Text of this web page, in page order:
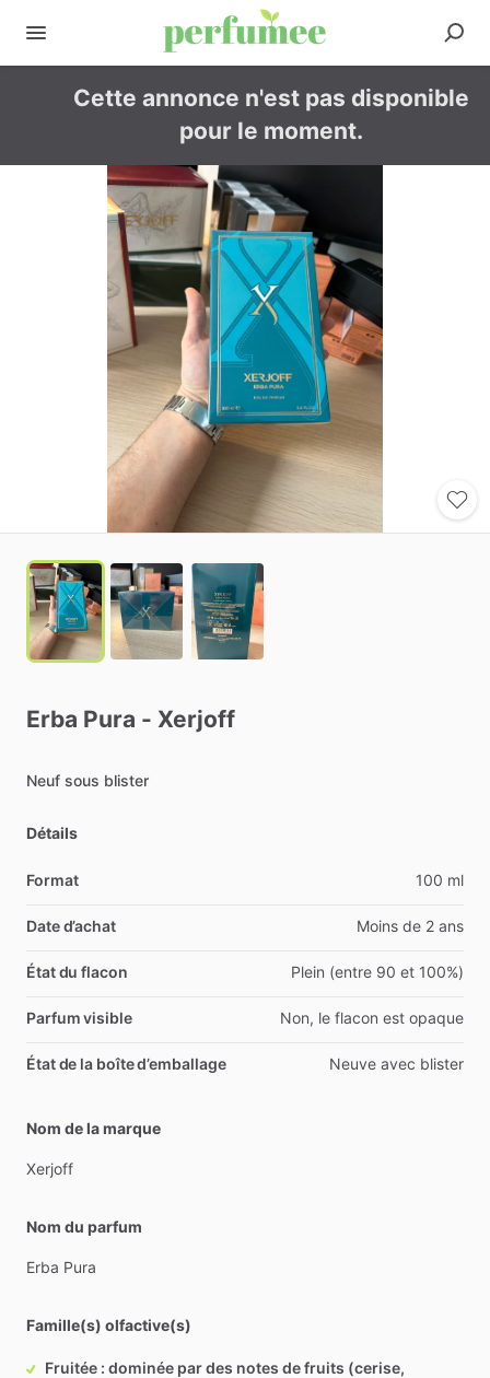
Cette annonce n'est pas disponible
pour le moment.
Erba Pura - Xerjoff
Neuf sous blister
Détails
Format 100 ml
Date d’achat Moins de 2 ans
État du flacon Plein (entre 90 et 100%)
Parfum visible Non, le flacon est opaque
État de la boîte d’emballage Neuve avec blister
Nom de la marque
Xerjoff
Nom du parfum
Erba Pura
Famille(s) olfactive(s)
Fruitée : dominée par des notes de fruits (cerise,